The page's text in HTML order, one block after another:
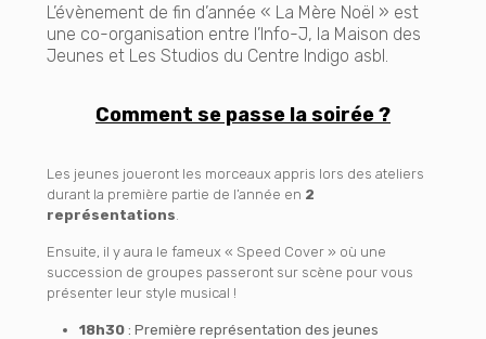
L’évènement de fin d’année « La Mère Noël » est
une co-organisation entre l’Info-J, la Maison des
Jeunes et Les Studios du Centre Indigo asbl.
Comment se passe la soirée ?
Les jeunes joueront les morceaux appris lors des ateliers
durant la première partie de l’année en 2
représentations
Ensuite, il y aura le fameux « Speed Cover » où une
succession de groupes passeront sur scène pour vous
présenter leur style musical !
18h30 : Première représentation des jeunes